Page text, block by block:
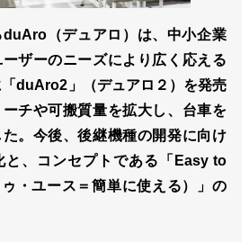
（デュアロ）は、中小企業
ザーのニーズにより広く応える
duAro2」（デュアロ２）を発売
チや可搬質量を拡大し、台車を
。今後、後継機種の開発に向け
と、コンセプトである「Easy to
・ユース＝簡単に使える）」の